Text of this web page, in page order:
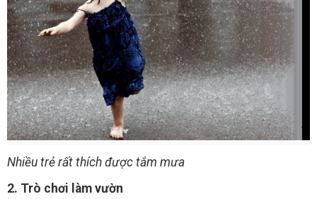
Nhiều trẻ rất thích được tắm mưa
2. Trò chơi làm vườn